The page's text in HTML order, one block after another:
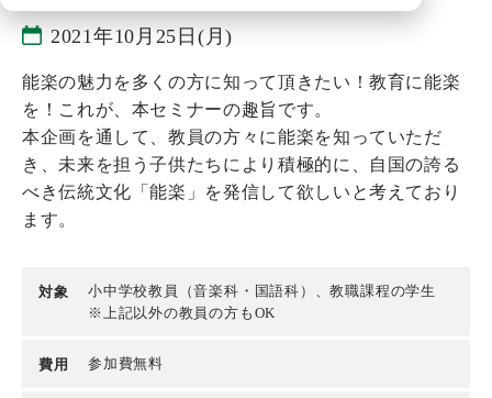
2021年10月25日(月)
能楽の魅力を多くの方に知って頂きたい！教育に能楽
を！これが、本セミナーの趣旨です。
本企画を通して、教員の方々に能楽を知っていただ
き、未来を担う子供たちにより積極的に、自国の誇る
べき伝統文化「能楽」を発信して欲しいと考えており
ます。
対象
小中学校教員（音楽科・国語科）、教職課程の学生
※上記以外の教員の方もOK
費用 参加費無料